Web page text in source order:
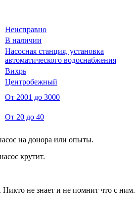
Неисправно
В наличии
Насосная станция, установка
автоматического водоснабжения
Вихрь
Центробежный
От 2001 до 3000
От 20 до 40
на донора или опыты.
крутит.
Никто не знает и не помнит что с ним.